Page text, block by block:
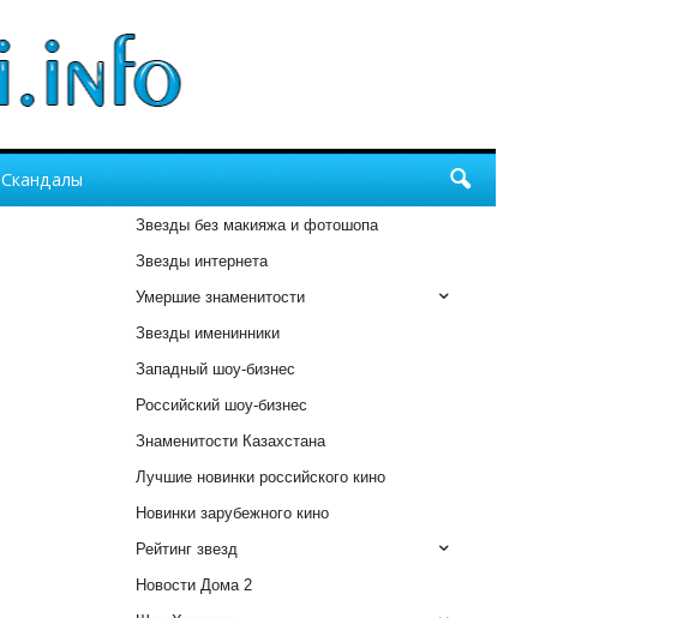
Скандалы
Звезды без макияжа и фотошопа
Звезды интернета
Умершие знаменитости
Звезды именинники
Западный шоу-бизнес
Российский шоу-бизнес
Знаменитости Казахстана
Лучшие новинки российского кино
Новинки зарубежного кино
Рейтинг звезд
Новости Дома 2